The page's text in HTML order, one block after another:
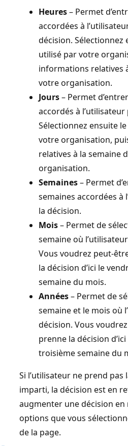
Heures– Permet
accordées à
décision. Sélectionnez
utilisé par votre
informations relatives
votre organisation.
Jours– Permet
accordés à
Sélectionnez ensuite
votre organisation,
relatives à la semaine
organisation.
Semaines– Permet
semaines accordées
la décision.
Mois– Permet de
semaine où
Vous voudrez peut-
la décision d’ici le
semaine du mois.
Années– Permet de
semaine et le mois où
décision. Vous
prenne la décision
troisième semaine du
Si l’utilisateur ne prend pas
imparti, la décision est en
augmenter une décision
options que vous
de la page.